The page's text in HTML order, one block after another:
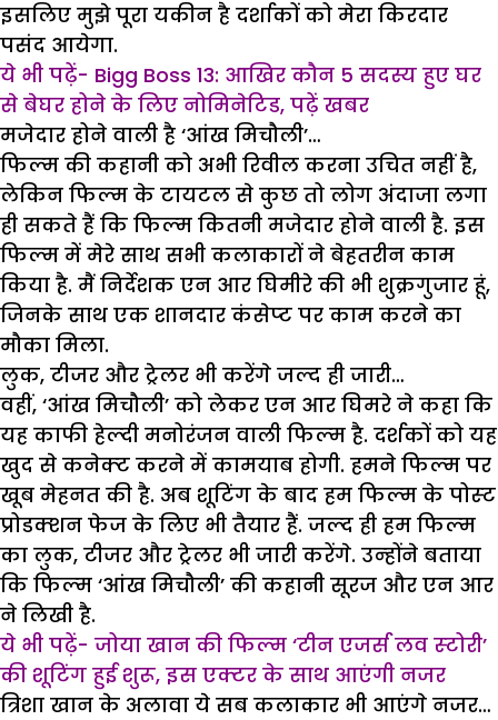
इसलिए मुझे पूरा यकीन है दर्शाकों को मेरा किरदार
पसंद आयेगा.
ये भी पढ़ें- Bigg Boss 13: आखिर कौन 5 सदस्य हुए घर
से बेघर होने के लिए नोमिनेटिड, पढ़ें खबर
मजेदार होने वाली है ‘आंख मिचौली’…
फिल्‍म की कहानी को अभी रिवील करना उचित नहीं है,
लेकिन फिल्‍म के टायटल से कुछ तो लोग अंदाजा लगा
ही सकते हैं कि फिल्‍म कितनी मजेदार होने वाली है. इस
फिल्‍म में मेरे साथ सभी कलाकारों ने बेहतरीन काम
किया है. मैं निर्देशक एन आर घिमीरे की भी शुक्रगुजार हूं,
जिनके साथ एक शानदार कंसेप्‍ट पर काम करने का
मौका मिला.
लुक, टीजर और ट्रेलर भी करेंगे जल्द ही जारी…
वहीं, ‘आंख मिचौली’ को लेकर एन आर घिमरे ने कहा कि
यह काफी हेल्‍दी मनोरंजन वाली फिल्‍म है. दर्शकों को यह
खुद से कनेक्‍ट करने में कामयाब होगी. हमने फिल्‍म पर
खूब मेहनत की है. अब शूटिंग के बाद हम फिल्‍म के पोस्‍ट
प्रोडक्‍शन फेज के लिए भी तैयार हैं. जल्‍द ही हम फिल्‍म
का लुक, टीजर और ट्रेलर भी जारी करेंगे. उन्‍होंने बताया
कि फिल्‍म ‘आंख मिचौली’ की कहानी सूरज और एन आर
ने लिखी है.
ये भी पढ़ें- जोया खान की फिल्‍म ‘टीन एजर्स लव स्‍टोरी’
की शूटिंग हुई शुरू, इस एक्टर के साथ आएंगी नजर
त्रिशा खान के अलावा ये सब कलाकार भी आएंगे नजर…